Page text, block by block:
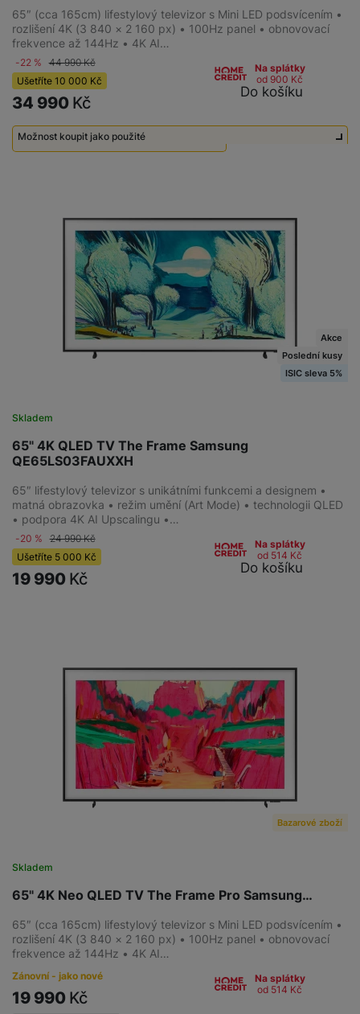
65″ (cca 165cm) lifestylový televizor s Mini LED podsvícením •
rozlišení 4K (3 840 × 2 160 px) • 100Hz panel • obnovovací
frekvence až 144Hz • 4K AI…
-22 % 44 990Kč
Ušetříte 10 000 Kč
34 990 Kč
Na splátky
od 900 Kč
Do košíku
Možnost koupit jako použité
65" 4K QLED TV The Frame Samsung
QE65LS03FAUXXH
Skladem
Akce
Poslední kusy
ISIC sleva 5%
65″ lifestylový televizor s unikátními funkcemi a designem •
matná obrazovka • režim umění (Art Mode) • technologii QLED
• podpora 4K AI Upscalingu •…
-20 % 24 990Kč
Ušetříte 5 000 Kč
19 990 Kč
Na splátky
od 514 Kč
Do košíku
65" 4K Neo QLED TV The Frame Pro Samsung…
Skladem
Bazarové zboží
65″ (cca 165cm) lifestylový televizor s Mini LED podsvícením •
rozlišení 4K (3 840 × 2 160 px) • 100Hz panel • obnovovací
frekvence až 144Hz • 4K AI…
Zánovní - jako nové
19 990 Kč
Na splátky
od 514 Kč